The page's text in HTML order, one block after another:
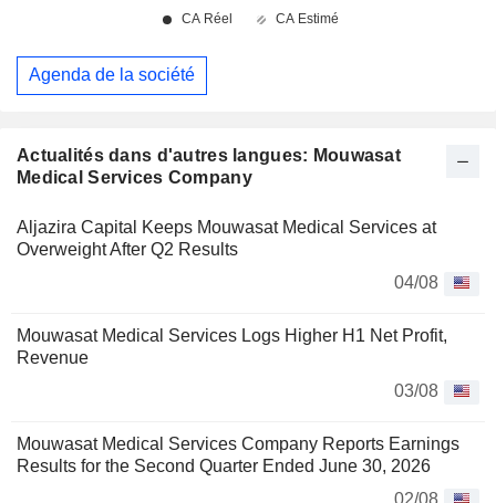
Actualités dans d'autres langues: Mouwasat
Medical Services Company
Aljazira Capital Keeps Mouwasat Medical Services at
Overweight After Q2 Results
04/08
Mouwasat Medical Services Logs Higher H1 Net Profit,
Revenue
03/08
Mouwasat Medical Services Company Reports Earnings
Results for the Second Quarter Ended June 30, 2026
02/08
Agenda de la société